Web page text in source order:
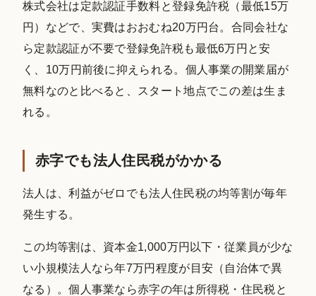
株式会社は定款認証手数料と登録免許税（最低15万
円）などで、実費はおおむね20万円台。合同会社な
ら定款認証が不要で登録免許税も最低6万円と安
く、10万円前後に抑えられる。個人事業の開業届が
無料なのと比べると、スタート地点でこの差は生ま
れる。
赤字でも法人住民税がかかる
法人は、利益がゼロでも法人住民税の均等割が毎年
発生する。
この均等割は、資本金1,000万円以下・従業員が少な
い小規模法人なら年7万円程度が目安（自治体で異
なる）。個人事業なら赤字の年は所得税・住民税と